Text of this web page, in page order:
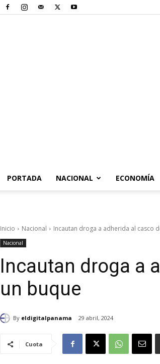
PORTADA NACIONAL ECONOMÍA
Inicio Nacional Incautan droga a adherida al casco
Nacional
Incautan droga a
un buque
By eldigitalpanama 29 abril, 2024
Cuota